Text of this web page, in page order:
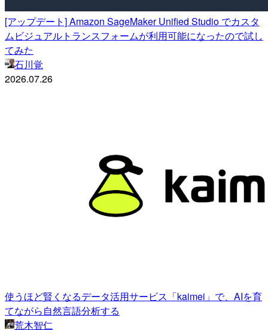
[アップデート] Amazon SageMaker Unified Studio でカスタ
ムビジュアルトランスフォームが利用可能になったので試し
てみた
石川覚
2026.07.26
使うほど賢くなるデータ活用サービス「kaimei」で、AIを育
てながら自然言語分析する
荒木智仁